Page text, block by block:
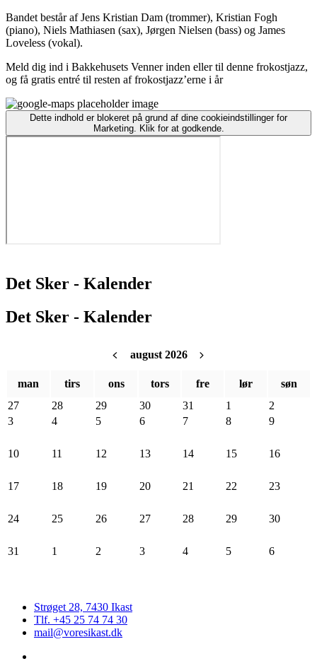
Bandet består af Jens Kristian Dam (trommer), Kristian Fogh
(piano), Niels Mathiasen (sax), Jørgen Nielsen (bass) og James
Loveless (vokal).
Meld dig ind i Bakkehusets Venner inden eller til denne frokostjazz,
og få gratis entré til resten af frokostjazz’erne i år
Dette indhold er blokeret på grund af dine cookieindstillinger for
Marketing. Klik for at godkende.
Det Sker - Kalender
Det Sker - Kalender
august 2026
man tirs ons tors fre lør
søn
27
28 29 30 31 1
2
3
4 5 6 7 8 9
10 11 12 13 14 15 16
17 18 19 20 21 22 23
24 25 26 27 28 29 30
31 1 2 3 4 5 6
Strøget 28, 7430 Ikast
Tlf. +45 25 74 74 30
mail@voresikast.dk